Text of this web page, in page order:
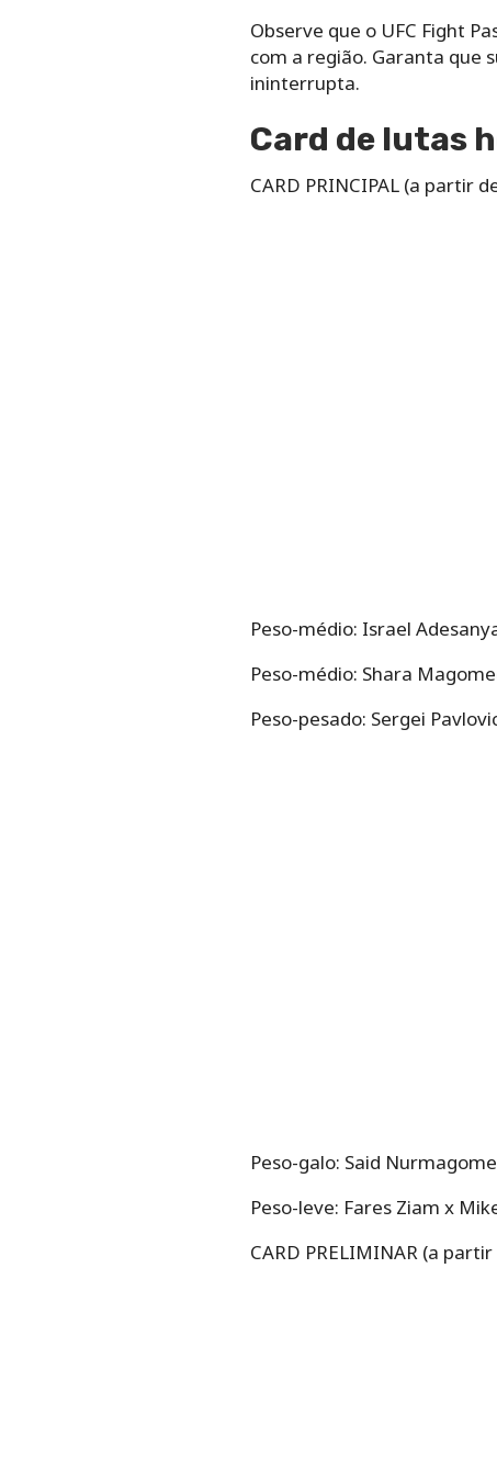
Observe que o UFC Fight
com a região. Garanta que
ininterrupta.
Card de lutas
CARD PRINCIPAL (a partir
Peso-médio: Israel
Peso-médio: Shara
Peso-pesado: Sergei
Peso-galo: Said
Peso-leve: Fares Ziam x
CARD PRELIMINAR (a